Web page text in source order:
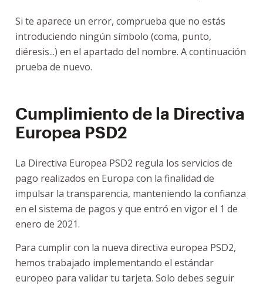
Si te aparece un error, comprueba que no estás
introduciendo ningún símbolo (coma, punto,
diéresis...) en el apartado del nombre. A continuación
prueba de nuevo.
Cumplimiento de la Directiva
Europea PSD2
La Directiva Europea PSD2 regula los servicios de
pago realizados en Europa con la finalidad de
impulsar la transparencia, manteniendo la confianza
en el sistema de pagos y que entró en vigor el 1 de
enero de 2021.
Para cumplir con la nueva directiva europea PSD2,
hemos trabajado implementando el estándar
europeo para validar tu tarjeta. Solo debes seguir